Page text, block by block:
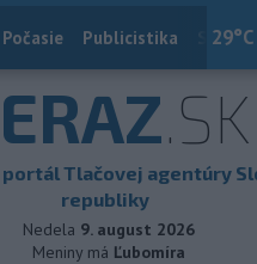
29°C
Počasie Publicistika
.SK
Tlačovej agentúry
republiky
Nedela 9. august 2026
Meniny má Ľubomíra